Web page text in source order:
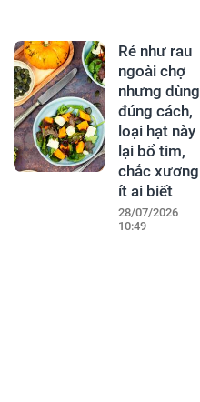
Rẻ như rau
ngoài chợ
nhưng dùng
đúng cách,
loại hạt này
lại bổ tim,
chắc xương
ít ai biết
28/07/2026
10:49